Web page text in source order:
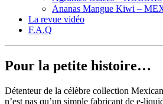
Ananas Mangue Kiwi –
La revue vidéo
F.A.Q
Pour la petite histoire…
Détenteur de la célèbre collection
n’est pas qu’un simple fabricant de e-